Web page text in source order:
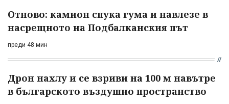
Отново: камион спука гума и навлезе в
насрещното на Подбалканския път
преди 48 мин
Дрон нахлу и се взриви на 100 м навътре
в българското въздушно пространство